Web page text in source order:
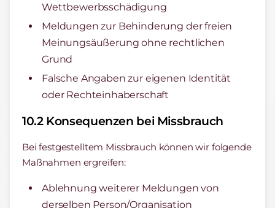
Wettbewerbsschädigung
Meldungen zur Behinderung der freien
Meinungsäußerung ohne rechtlichen
Grund
Falsche Angaben zur eigenen Identität
oder Rechteinhaberschaft
10.2 Konsequenzen bei Missbrauch
Bei festgestelltem Missbrauch können wir folgende
Maßnahmen ergreifen:
Ablehnung weiterer Meldungen von
derselben Person/Organisation